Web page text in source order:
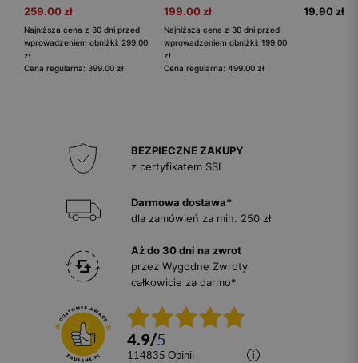
259.00 zł
Najniższa cena z 30 dni przed
wprowadzeniem obniżki: 299.00
zł
Cena regularna: 399.00 zł
199.00 zł
Najniższa cena z 30 dni przed
wprowadzeniem obniżki: 199.00
zł
Cena regularna: 499.00 zł
19.90 zł
BEZPIECZNE ZAKUPY
z certyfikatem SSL
Darmowa dostawa*
dla zamówień za min. 250 zł
Aż do 30 dni na zwrot
przez Wygodne Zwroty
całkowicie za darmo*
4.9/5
114835 opinii